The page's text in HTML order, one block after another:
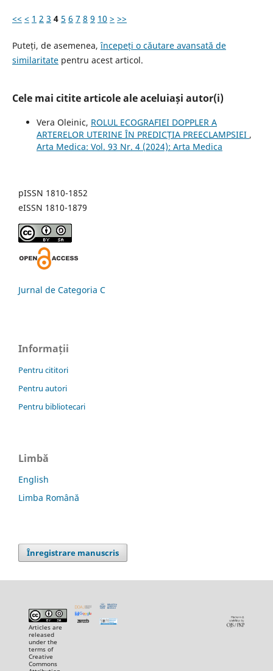
<< < 1 2 3 4 5 6 7 8 9 10 > >>
Puteți, de asemenea,începeți o căutare avansată de
similaritatepentru acest articol.
Cele mai citite articole ale aceluiași autor(i)
Vera Oleinic, ROLUL ECOGRAFIEI DOPPLER A
ARTERELOR UTERINE ÎN PREDICȚIA PREECLAMPSIEI ,
Arta Medica: Vol. 93 Nr. 4 (2024): Arta Medica
pISSN 1810-1852
eISSN 1810-1879
Jurnal de Categoria C
Informații
Pentru cititori
Pentru autori
Pentru bibliotecari
Limbă
English
Limba Română
Înregistrare manuscris
Articles are
released
under the
terms of
Creative
Commons